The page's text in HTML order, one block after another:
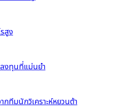
สูง
ลงทุนที่แม่นยำ
ทีมนักวิเคราะห์หยวนต้า